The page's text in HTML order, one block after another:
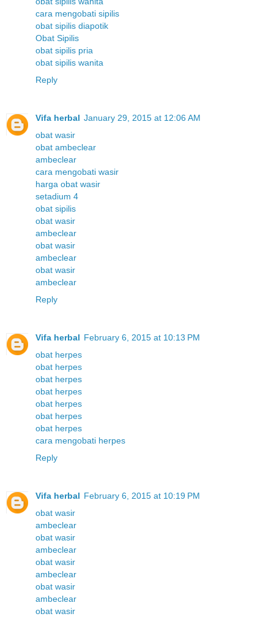
cara mengobati sipilis
obat sipilis diapotik
Obat Sipilis
obat sipilis pria
obat sipilis wanita
Reply
Vifa herbal January 29, 2015 at 12:06 AM
obat wasir
obat ambeclear
ambeclear
cara mengobati wasir
harga obat wasir
setadium 4
obat sipilis
obat wasir
ambeclear
obat wasir
ambeclear
obat wasir
ambeclear
Reply
Vifa herbal February 6, 2015 at 10:13 PM
obat herpes
obat herpes
obat herpes
obat herpes
obat herpes
obat herpes
obat herpes
cara mengobati herpes
Reply
Vifa herbal February 6, 2015 at 10:19 PM
obat wasir
ambeclear
obat wasir
ambeclear
obat wasir
ambeclear
obat wasir
ambeclear
obat wasir